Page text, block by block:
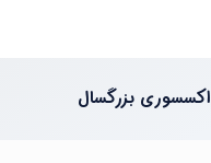
اکسسوری بزرگسال